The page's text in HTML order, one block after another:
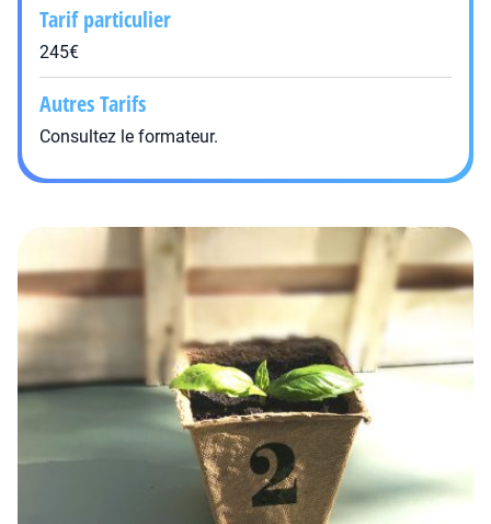
Tarif particulier
245€
Autres Tarifs
Consultez le formateur.